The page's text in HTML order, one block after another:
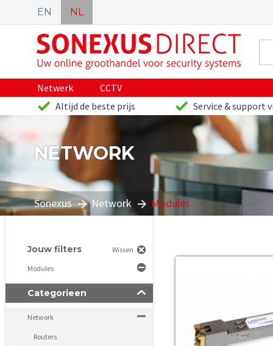
EN NL
Netwerk
CCTV
Altijd de beste prijs
Service & support
NETWORK
Sonexus Network Modules
Jouw filters Wissen
Modules
Categorieen
Network
Routers